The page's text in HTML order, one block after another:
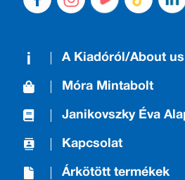
A Kiadóról/About us
Móra Mintabolt
Janikovszky Éva
Kapcsolat
Árkötött termékek